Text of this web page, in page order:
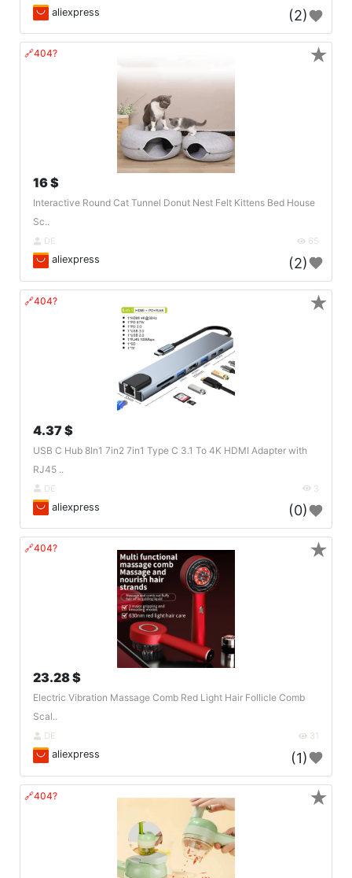
aliexpress (2)
🔗404?
16 $
Interactive Round Cat Tunnel Donut Nest Felt Kittens Bed House
Sc..
DE 65
aliexpress (2)
★
🔗404?
4.37 $
USB C Hub 8In1 7in2 7in1 Type C 3.1 To 4K HDMI Adapter with
RJ45 ..
DE 3
aliexpress (0)
★
🔗404?
23.28 $
Electric Vibration Massage Comb Red Light Hair Follicle Comb
Scal..
DE 31
aliexpress (1)
★
🔗404? ★